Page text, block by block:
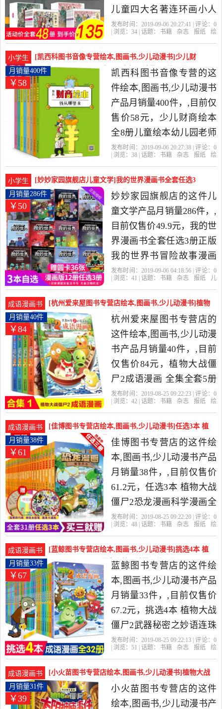
发货。
儿童四大名著连环画小人
书全套原著复古老版怀旧
楼梦启蒙珍藏版漫画小说
小学生课外阅读书籍典是
2019年博文通世图书专营
店精选书籍,杂志,报纸当中
性价比很高的绘本,图画书,
少儿动漫书，由北京发
货。
发布时间：2019-09-06 20:27:41 | 评论： 0
| 浏览： 34 | 话题： 书籍 杂志 报纸
绘
小学生
[凯西科图书音像专营绘本,图画书,少儿动漫书]少儿财
商绘本全8册儿童绘本幼儿园老师月销量400件仅售58
元
￥58
月销量400件
凯西科图书音像专营的这
件绘本,图画书,少儿动漫书
产品月销量400件，,目前仅
售价58元，少儿财商绘本
全8册儿童绘本幼儿园老师
推荐3-4-6-8岁儿童图书家
学生学理财的书钱从哪里
来漫画故事图书籍是2019
年凯西科图书音像专营精
选书籍,杂志,报纸当中性价
比很高的绘本,图画书,少儿
动漫书，由广东 广州发
货。
发布时间：2019-09-06 20:27:38 | 评论： 0
| 浏览： 38 | 话题： 书籍 杂志 报纸
绘
小学生
[妙妙家园旗舰店儿童文学]我的世界漫画书全套任选3
册正版我的世月销量286件仅售49.9元
￥50
月销量286件
妙妙家园旗舰店的这件儿
童文学产品月销量286件，,
目前仅售价49.9元，我的世
界漫画书全套任选3册正版
我的世界书冒险故事漫画
书儿童文学6-9-12岁励志成
籍乐高游戏书攻略生存书
是2019年妙妙家园旗舰店
精选书籍,杂志,报纸当中性
价比很高的儿童文学，由
江西 南昌发货。
发布时间：2019-09-06 04:18:56 | 评论： 0
| 浏览： 41 | 话题： 书籍 杂志 报纸
儿
成语漫画书
[杭州爱来屋图书专营店绘本,图画书,少儿动漫书]植物
大战僵尸2成语漫画 全集全套5册月销量40件仅售84元
￥84
月销量40件
杭州爱来屋图书专营店的
这件绘本,图画书,少儿动漫
书产品月销量40件，,目前
仅售价84元，植物大战僵
尸2成语漫画 全集全套5册
僵尸二 武器秘密之妙语连
最新搞笑大全吉品爆笑小
学生新出版 的书籍.是2019
年杭州爱来屋图书专营店
精选书籍,杂志,报纸当中性
价比很高的绘本,图画书,少
儿动漫书，由湖南 长沙发
货。
发布时间：2019-08-25 09:22:23 | 评论： 0
| 浏览： 42 | 话题： 书籍 杂志 报纸
绘
成语漫画书
[佳博图书专营店绘本,图画书,少儿动漫书]任选3本 植
物大战僵尸2恐龙漫画科学月销量38件仅售61.2元
￥61
月销量38件
佳博图书专营店的这件绘
本,图画书,少儿动漫书产品
月销量38件，,目前仅售价
61.2元，任选3本 植物大战
僵尸2恐龙漫画科学漫画全
集历史成语吉品爆笑多格6-
籍恐龙与秘境珍宝恐龙人
危机是2019年佳博图书专
营店精选书籍,杂志,报纸当
中性价比很高的绘本,图画
书,少儿动漫书，由江西 南
昌发货。
发布时间：2019-08-25 09:22:20 | 评论： 0
| 浏览： 48 | 话题： 书籍 杂志 报纸
绘
成语漫画书
[蓝鲸图书专营店绘本,图画书,少儿动漫书]挑选4本 植
物大战僵尸2武器秘密之妙月销量33件仅售67.2元
￥67
月销量33件
蓝鲸图书专营店的这件绘
本,图画书,少儿动漫书产品
月销量33件，,目前仅售价
67.2元，挑选4本 植物大战
僵尸2武器秘密之妙语连珠
成语漫画全套32册 小学生
成语绘本图画书爆笑成语
漫画畅销书籍是2019年蓝
鲸图书专营店精选书籍,杂
发布时间：2019-08-25 09:22:13 | 评论： 0
| 浏览： 51 | 话题： 书籍 杂志 报纸
绘
成语漫画书
[小火苗图书专营店绘本,图画书,少儿动漫书]植物大战
僵尸漫画书 全套3册太阳神庙月销量31件仅售39元
￥39
月销量31件
小火苗图书专营店的这件
绘本,图画书,少儿动漫书产